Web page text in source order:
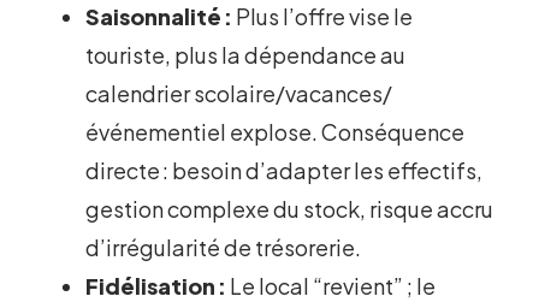
Saisonnalité : Plus l’offre vise le
touriste, plus la dépendance au
calendrier scolaire/vacances/
événementiel explose. Conséquence
directe : besoin d’adapter les effectifs,
gestion complexe du stock, risque accru
d’irrégularité de trésorerie.
Fidélisation : Le local “revient” ; le